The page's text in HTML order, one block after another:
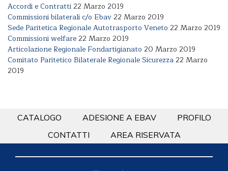
Accordi e Contratti22 Marzo 2019
Commissioni bilaterali c/o Ebav22 Marzo 2019
Sede Paritetica Regionale Autotrasporto Veneto 22 Marzo 2019
Commissioni welfare22 Marzo 2019
Articolazione Regionale Fondartigianato 20 Marzo 2019
Comitato Paritetico Bilaterale Regionale Sicurezza22 Marzo
2019
CATALOGO ADESIONE A EBAV
PROFILO
CONTATTI
AREA RISERVATA